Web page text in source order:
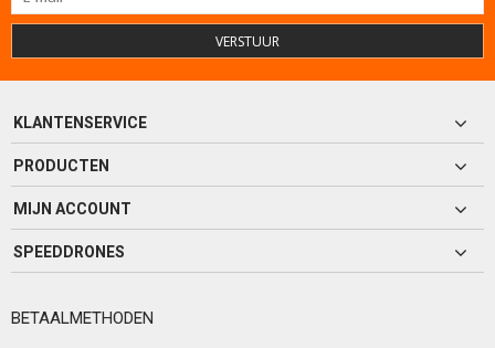
VERSTUUR
KLANTENSERVICE
PRODUCTEN
MIJN ACCOUNT
SPEEDDRONES
BETAALMETHODEN